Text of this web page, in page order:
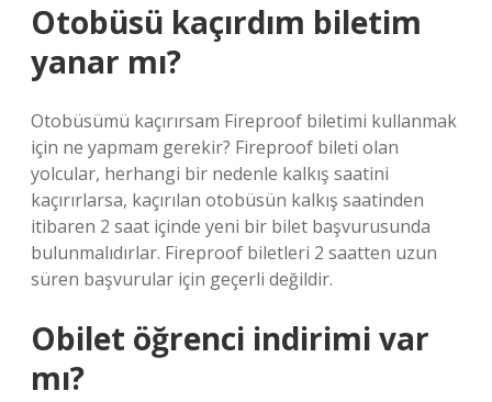
Otobüsü kaçırdım biletim
yanar mı?
Otobüsümü kaçırırsam Fireproof biletimi kullanmak
için ne yapmam gerekir? Fireproof bileti olan
yolcular, herhangi bir nedenle kalkış saatini
kaçırırlarsa, kaçırılan otobüsün kalkış saatinden
itibaren 2 saat içinde yeni bir bilet başvurusunda
bulunmalıdırlar. Fireproof biletleri 2 saatten uzun
süren başvurular için geçerli değildir.
Obilet öğrenci indirimi var
mı?